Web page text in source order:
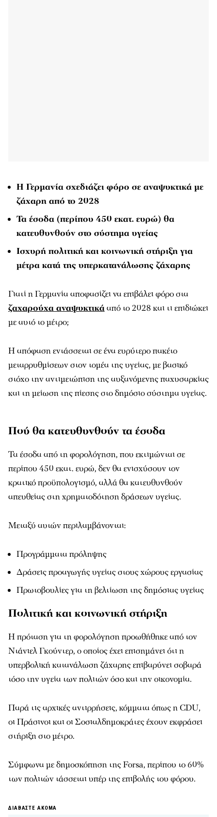
Η Γερμανία σχεδιάζει φόρο σε αναψυκτικά με
ζάχαρη από το 2028
Τα έσοδα (περίπου 450 εκατ. ευρώ) θα
κατευθυνθούν στο σύστημα υγείας
Ισχυρή πολιτική και κοινωνική στήριξη για
μέτρα κατά της υπερκατανάλωσης ζάχαρης
Γιατί η Γερμανία αποφασίζει να επιβάλει φόρο στα
ζαχαρούχα αναψυκτικάαπό το 2028 και τι επιδιώκει
με αυτό το μέτρο;
Η απόφαση εντάσσεται σε ένα ευρύτερο πακέτο
μεταρρυθμίσεων στον τομέα της υγείας, με βασικό
στόχο την αντιμετώπιση της αυξανόμενης παχυσαρκίας
και τη μείωση της πίεσης στο δημόσιο σύστημα υγείας.
Πού θα κατευθυνθούν τα έσοδα
Τα έσοδα από τη φορολόγηση, που εκτιμώνται σε
περίπου 450 εκατ. ευρώ, δεν θα ενισχύσουν τον
κρατικό προϋπολογισμό, αλλά θα κατευθυνθούν
απευθείας στη χρηματοδότηση δράσεων υγείας.
Μεταξύ αυτών περιλαμβάνονται:
Προγράμματα πρόληψης
Δράσεις προαγωγής υγείας στους χώρους εργασίας
Πρωτοβουλίες για τη βελτίωση της δημόσιας υγείας
Πολιτική και κοινωνική στήριξη
Η πρόταση για τη φορολόγηση προωθήθηκε από τον
Ντάνιελ Γκούντερ, ο οποίος έχει επισημάνει ότι η
υπερβολική κατανάλωση ζάχαρης επιβαρύνει σοβαρά
τόσο την υγεία των πολιτών όσο και την οικονομία.
Παρά τις αρχικές αντιρρήσεις, κόμματα όπως η CDU,
οι Πράσινοι και οι Σοσιαλδημοκράτες έχουν εκφράσει
στήριξη στο μέτρο.
Σύμφωνα με δημοσκόπηση της Forsa, περίπου το 60%
των πολιτών τάσσεται υπέρ της επιβολής του φόρου.
ΔΙΑΒΑΣΤΕ ΑΚΟΜΑ